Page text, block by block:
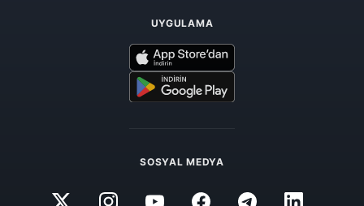
UYGULAMA
SOSYAL MEDYA